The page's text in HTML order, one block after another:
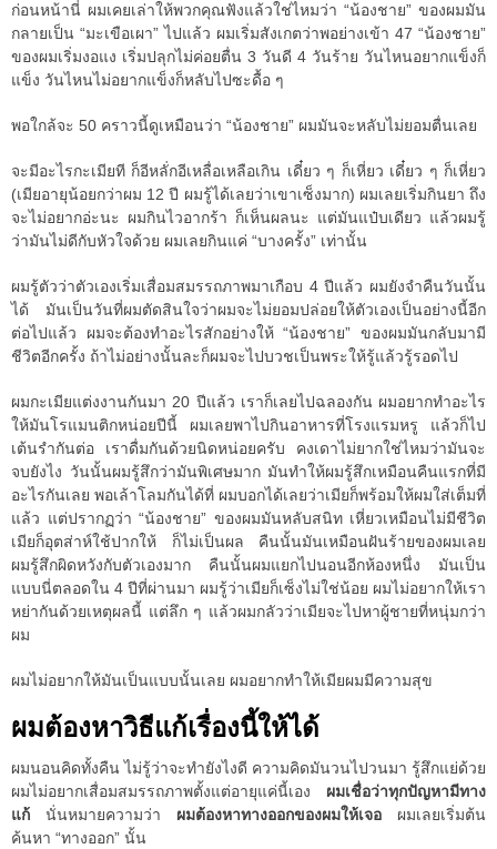
ก่อนหน้านี่ ผมเคยเล่าให้พวกคุณฟังแล้วใช่ไหมว่า “น้องชาย” ของผมมัน
กลายเป็น “มะเขือเผา” ไปแล้ว ผมเริ่มสังเกตว่าพอย่างเข้า 47 “น้องชาย”
ของผมเริ่มงอแง เริ่มปลุกไม่ค่อยตื่น 3 วันดี 4 วันร้าย วันไหนอยากแข็งก็
แข็ง วันไหนไม่อยากแข็งก็หลับไปซะดื้อ ๆ
พอใกล้จะ 50 คราวนี้ดูเหมือนว่า “น้องชาย” ผมมันจะหลับไม่ยอมตื่นเลย
จะมีอะไรกะเมียที ก็อีหลั่กอีเหลื่อเหลือเกิน เดี๋ยว ๆ ก็เหี่ยว เดี๋ยว ๆ ก็เหี่ยว
(เมียอายุน้อยกว่าผม 12 ปี ผมรู้ได้เลยว่าเขาเซ็งมาก) ผมเลยเริ่มกินยา ถึง
จะไม่อยากอ่ะนะ ผมกินไวอากร้า ก็เห็นผลนะ แต่มันแป๋บเดียว แล้วผมรู้
ว่ามันไม่ดีกับหัวใจด้วย ผมเลยกินแค่ “บางครั้ง” เท่านั้น
ผมรู้ตัวว่าตัวเองเริ่มเสื่อมสมรรถภาพมาเกือบ 4 ปีแล้ว ผมยังจำคืนวันนั้น
ได้ มันเป็นวันที่ผมตัดสินใจว่าผมจะไม่ยอมปล่อยให้ตัวเองเป็นอย่างนี้อีก
ต่อไปแล้ว ผมจะต้องทำอะไรสักอย่างให้ “น้องชาย” ของผมมันกลับมามี
ชีวิตอีกครั้ง ถ้าไม่อย่างนั้นละก็ผมจะไปบวชเป็นพระให้รู้แล้วรู้รอดไป
ผมกะเมียแต่งงานกันมา 20 ปีแล้ว เราก็เลยไปฉลองกัน ผมอยากทำอะไร
ให้มันโรแมนติกหน่อยปีนี้ ผมเลยพาไปกินอาหารที่โรงแรมหรู แล้วก็ไป
เต้นรำกันต่อ เราดื่มกันด้วยนิดหน่อยครับ คงเดาไม่ยากใช่ไหมว่ามันจะ
จบยังไง วันนั้นผมรู้สึกว่ามันพิเศษมาก มันทำให้ผมรู้สึกเหมือนคืนแรกที่มี
อะไรกันเลย พอเล้าโลมกันได้ที่ ผมบอกได้เลยว่าเมียก็พร้อมให้ผมใส่เต็มที่
แล้ว แต่ปรากฏว่า “น้องชาย” ของผมมันหลับสนิท เหี่ยวเหมือนไม่มีชีวิต
เมียก็อุตส่าห์ใช้ปากให้ ก็ไม่เป็นผล คืนนั้นมันเหมือนฝันร้ายของผมเลย
ผมรู้สึกผิดหวังกับตัวเองมาก คืนนั้นผมแยกไปนอนอีกห้องหนึ่ง มันเป็น
แบบนี่ตลอดใน 4 ปีที่ผ่านมา ผมรู้ว่าเมียก็เซ็งไม่ใช่น้อย ผมไม่อยากให้เรา
หย่ากันด้วยเหตุผลนี้ แต่ลึก ๆ แล้วผมกลัวว่าเมียจะไปหาผู้ชายที่หนุ่มกว่า
ผม
ผมไม่อยากให้มันเป็นแบบนั้นเลย ผมอยากทำให้เมียผมมีความสุข
ผมต้องหาวิธีแก้เรื่องนี้ให้ได้
ผมนอนคิดทั้งคืน ไม่รู้ว่าจะทำยังไงดี ความคิดมันวนไปวนมา รู้สึกแย่ด้วย
ผมไม่อยากเสื่อมสมรรถภาพตั้งแต่อายุแค่นี้เอง ผมเชื่อว่าทุกปัญหามีทาง
แก้ นั่นหมายความว่า ผมต้องหาทางออกของผมให้เจอ ผมเลยเริ่มต้น
ค้นหา “ทางออก” นั้น